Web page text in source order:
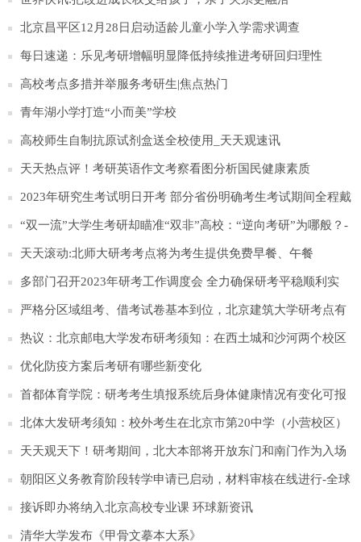
北京昌平区12月28日启动适龄儿童小学入学需求调查
每日速递：乐见考研增幅明显降低持续推进考研回归理性
高校考点多措并举服务考研生|焦点热门
青年湖小学打造“小而美”学校
高校师生自制抗原试剂盒送全校使用_天天观速讯
天天热点评！考研英语作文考察看图分析国民健康素质
2023年研究生考试明日开考 部分省份明确考生考试期间全程戴
口罩
“双一流”大学生考研却瞄准“双非”高校：“逆向考研”为哪般？-
天天播报
天天滚动:北师大研考考点将为考生提供免费早餐、午餐
多部门召开2023年研考工作调度会 全力确保研考平稳顺利实
施-即时
严格分区域组考、借考试卷基本到位，北京建筑大学研考点有
序备考 世界头条
热议：北京邮电大学发布研考须知：在西土城和沙河两个校区
组织考试
优化防疫方案后考研有哪些新变化
首都体育学院：研考考生填报系统后身体健康情况有变化可报
告学校
北体大发研考须知：校外考生在北京市第20中学（小营校区）
考试-新动态
天天观天下！研考期间，北大本部将开放东门和南门作为入场
通道
朝阳区义务教育阶段转学申请已启动，材料审核在线进行-全球
今头条
接诉即办将纳入北京高校专业课 环球新资讯
清华大学发布《甲骨文摹本大系》